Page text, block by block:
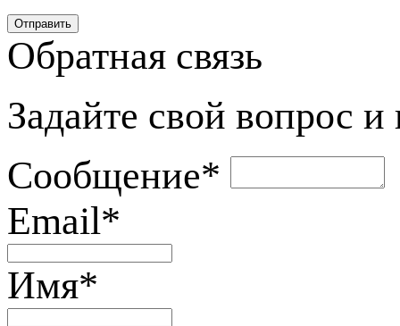
Обратная связь
Задайте свой вопрос
Сообщение*
Email*
Имя*